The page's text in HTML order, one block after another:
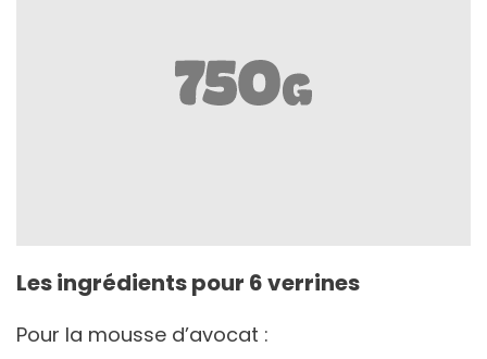
Les ingrédients pour 6 verrines
Pour la mousse d’avocat :